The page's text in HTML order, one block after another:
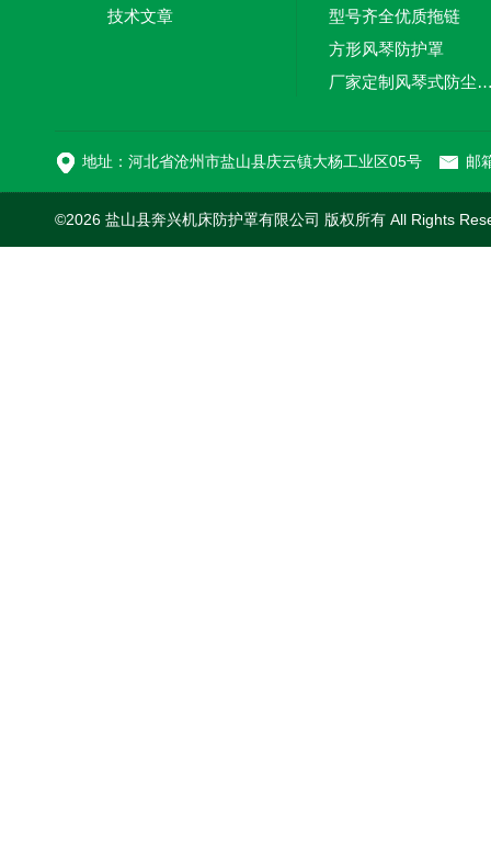
技术文章
型号齐全优质拖链
方形风琴防护罩
厂家定制风琴式
地址：河北省沧州市盐山县庆云镇大杨工业区05号 邮
©2026 盐山县奔兴机床防护罩有限公司 版权所有 All Rights